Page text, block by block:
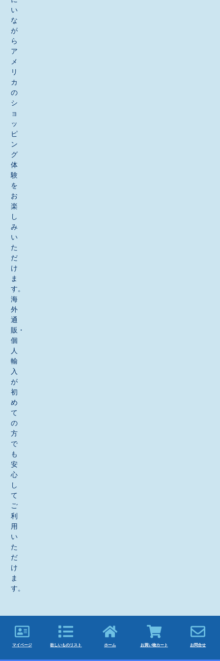
い
な
が
ら
ア
メ
リ
カ
の
シ
ョ
ッ
ピ
ン
グ
体
験
を
お
楽
し
み
い
た
だ
け
ま
す。
海
外
通
販・
個
人
輸
入
が
初
め
て
の
方
で
も
安
心
し
て
ご
利
用
い
た
だ
け
ま
す。
マイページ 欲しいものリスト ホーム お買い物カート お問合せ